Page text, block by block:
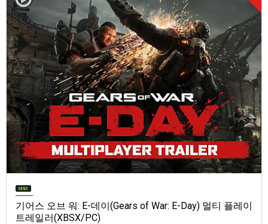
기어스 오브 워: E-데이(Gears of War: E-Day) 멀티 플레이
트레일러(XBSX/PC)